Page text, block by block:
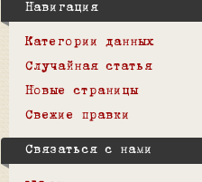
Навигация
Категории данных
Случайная статья
Новые страницы
Свежие правки
Связаться с нами